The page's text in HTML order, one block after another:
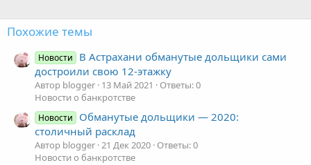
Похожие темы
Новости
В Астрахани обманутые дольщики сами
достроили свою 12-этажку
Автор blogger 13 Май 2021
Ответы: 0
Новости о банкротстве
Новости
Обманутые дольщики — 2020:
столичный расклад
Автор blogger 21 Дек 2020 Ответы: 0
Новости о банкротстве